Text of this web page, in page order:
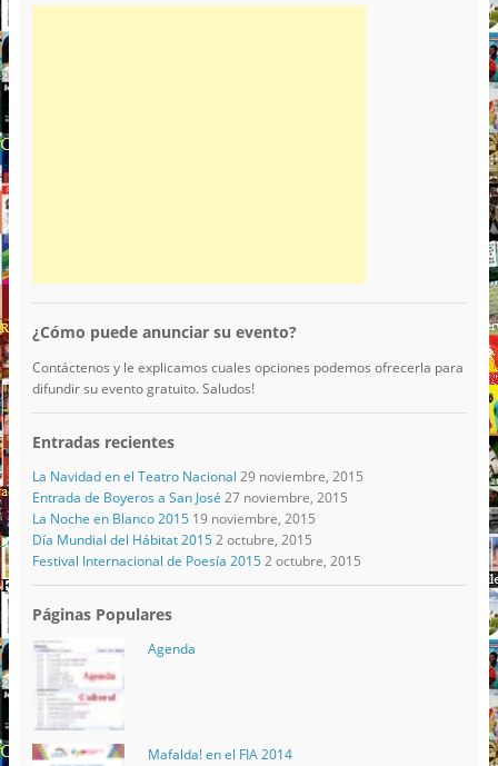
¿Cómo puede anunciar su evento?
Contáctenos y le explicamos cuales opciones podemos ofrecerla para
difundir su evento gratuito. Saludos!
Entradas recientes
La Navidad en el Teatro Nacional 29 noviembre, 2015
Entrada de Boyeros a San José 27 noviembre, 2015
La Noche en Blanco 2015 19 noviembre, 2015
Día Mundial del Hábitat 2015 2 octubre, 2015
Festival Internacional de Poesía 2015 2 octubre, 2015
Páginas Populares
Agenda
Mafalda! en el FIA 2014